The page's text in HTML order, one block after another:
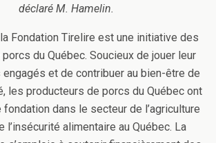
déclaré M. Hamelin.
Fondation Tirelire est une initiative des
du Québec. Soucieux de jouer leur
et de contribuer au bien-être de
les producteurs de porcs du Québec ont
dans le secteur de l’agriculture
l’insécurité alimentaire au Québec. La